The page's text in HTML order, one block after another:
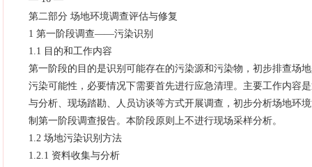
第二部分 场地环境调查评估与修复
1 第一阶段调查——污染识别
1.1 目的和工作内容
第一阶段的目的是识别可能存在的污染源和污染物，初步排查场
污染可能性，必要情况下需要首先进行应急清理。主要工作内容
与分析、现场踏勘、人员访谈等方式开展调查，初步分析场地环
制第一阶段调查报告。本阶段原则上不进行现场采样分析。
1.2 场地污染识别方法
1.2.1 资料收集与分析